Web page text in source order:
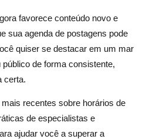
melhor horário de postagem
horários
nicho
favorece conteúdo novo e
sua agenda de postagens pode
quiser se destacar em um mar
de forma consistente,
certa.
recentes sobre horários de
de especialistas e
ajudar você a superar a